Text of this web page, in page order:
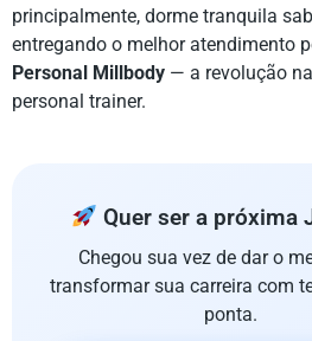
principalmente, dorme tranquila
entregando o melhor atendimento
Personal Millbody — a revolução
personal trainer.
Quer ser a próxima
Chegou sua vez de dar o
transformar sua carreira com
ponta.